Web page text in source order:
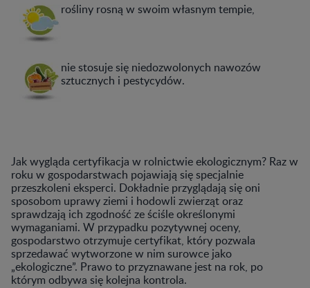
rośliny rosną w swoim własnym tempie,
nie stosuje się niedozwolonych nawozów
sztucznych i pestycydów.
Jak wygląda certyfikacja w rolnictwie ekologicznym? Raz w
roku w gospodarstwach pojawiają się specjalnie
przeszkoleni eksperci. Dokładnie przyglądają się oni
sposobom uprawy ziemi i hodowli zwierząt oraz
sprawdzają ich zgodność ze ściśle określonymi
wymaganiami. W przypadku pozytywnej oceny,
gospodarstwo otrzymuje certyfikat, który pozwala
sprzedawać wytworzone w nim surowce jako
„ekologiczne”. Prawo to przyznawane jest na rok, po
którym odbywa się kolejna kontrola.